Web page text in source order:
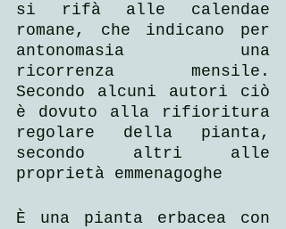
si rifà alle calendae
romane, che indicano per
antonomasia una
ricorrenza mensile.
Secondo alcuni autori ciò
è dovuto alla rifioritura
regolare della pianta,
secondo altri alle
proprietà emmenagoghe
È una pianta erbacea con